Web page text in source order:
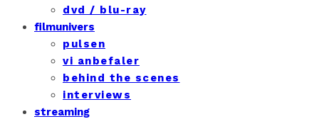
dvd / blu-ray
filmunivers
pulsen
vi anbefaler
behind the scenes
interviews
streaming